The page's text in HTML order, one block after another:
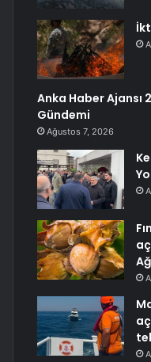
Anka Haber Ajansı
Gündemi
Ağustos 7, 2026